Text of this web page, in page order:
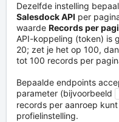
Dezelfde instelling
Salesdock API per
waarde Records per
API-koppeling (token) is
20; zet je het op 100,
tot 100 records per
Bepaalde endpoints
parameter (bijvoorbeeld
records per aanroep
profielinstelling.